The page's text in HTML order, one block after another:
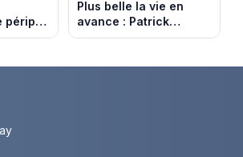
périple
Plus belle la vie en
avance : Patrick
Nebout est-il mort ?
2026 (spoiler)